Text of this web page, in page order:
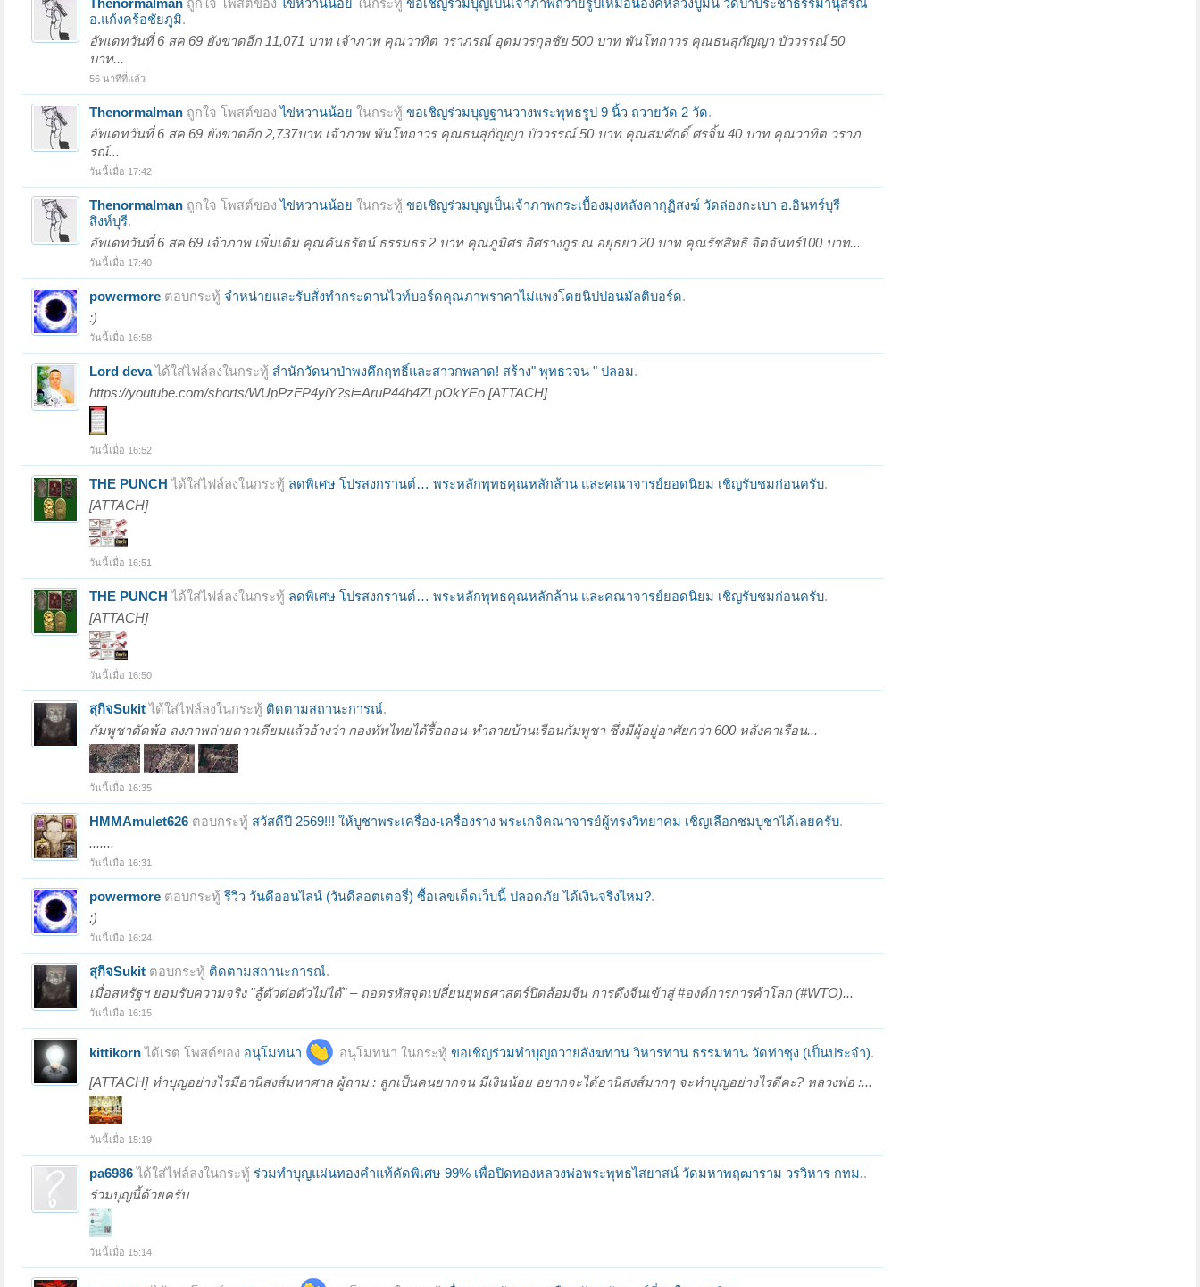
Thenormalman ถูกใจ โพสต์ของไข่หวานน้อย ในกระทู้ ขอเชิญร่วมบุญเป็นเจ้าภาพถวายรูปเหมือนองค์หลวงปู่มั่น วัดป่าประชาธรรมานุสรณ์
อ.แก้งคร้อชัยภูมิ.
อัพเดทวันที่ 6 สค 69 ยังขาดอีก 11,071 บาท เจ้าภาพ คุณวาทิต วราภรณ์ อุดมวรกุลชัย 500 บาท พันโทถาวร คุณธนสุกัญญา บัววรรณ์ 50
บาท...
56 นาทีที่แล้ว
Thenormalman ถูกใจ โพสต์ของไข่หวานน้อย ในกระทู้ ขอเชิญร่วมบุญฐานวางพระพุทธรูป 9 นิ้ว ถวายวัด 2 วัด.
อัพเดทวันที่ 6 สค 69 ยังขาดอีก 2,737บาท เจ้าภาพ พันโทถาวร คุณธนสุกัญญา บัววรรณ์ 50 บาท คุณสมศักดิ์ ศรจิ้น 40 บาท คุณวาทิต วราภ
รณ์...
วันนี้เมื่อ 17:42
Thenormalman ถูกใจ โพสต์ของไข่หวานน้อย ในกระทู้ ขอเชิญร่วมบุญเป็นเจ้าภาพกระเบื้องมุงหลังคากุฏิสงฆ์ วัดล่องกะเบา อ.อินทร์บุรี
สิงห์บุรี.
อัพเดทวันที่ 6 สค 69 เจ้าภาพ เพิ่มเติม คุณคันธรัตน์ ธรรมธร 2 บาท คุณภูมิศร อิศรางกูร ณ อยุธยา 20 บาท คุณรัชสิทธิ จิตจันทร์100 บาท...
วันนี้เมื่อ 17:40
powermore ตอบกระทู้ จำหน่ายและรับสั่งทำกระดานไวท์บอร์ดคุณภาพราคาไม่แพงโดยนิปปอนมัลติบอร์ด.
:)
วันนี้เมื่อ 16:58
Lord devaได้ใส่ไฟล์ลงในกระทู้ สำนักวัดนาป่าพงคึกฤทธิ์และสาวกพลาด! สร้าง" พุทธวจน " ปลอม.
https://youtube.com/shorts/WUpPzFP4yiY?si=AruP44h4ZLpOkYEo [ATTACH]
วันนี้เมื่อ 16:52
THE PUNCH ได้ใส่ไฟล์ลงในกระทู้ ลดพิเศษ โปรสงกรานต์… พระหลักพุทธคุณหลักล้าน และคณาจารย์ยอดนิยม เชิญรับชมก่อนครับ.
[ATTACH]
วันนี้เมื่อ 16:51
THE PUNCH ได้ใส่ไฟล์ลงในกระทู้ ลดพิเศษ โปรสงกรานต์… พระหลักพุทธคุณหลักล้าน และคณาจารย์ยอดนิยม เชิญรับชมก่อนครับ.
[ATTACH]
วันนี้เมื่อ 16:50
สุกิจSukitได้ใส่ไฟล์ลงในกระทู้ ติดตามสถานะการณ์.
กัมพูชาตัดพ้อ ลงภาพถ่ายดาวเดียมแล้วอ้างว่า กองทัพไทยได้รื้อถอน-ทำลายบ้านเรือนกัมพูชา ซึ่งมีผู้อยู่อาศัยกว่า 600 หลังคาเรือน...
วันนี้เมื่อ 16:35
HMMAmulet626 ตอบกระทู้ สวัสดีปี 2569!!! ให้บูชาพระเครื่อง-เครื่องราง พระเกจิคณาจารย์ผู้ทรงวิทยาคม เชิญเลือกชมบูชาได้เลยครับ.
.......
วันนี้เมื่อ 16:31
powermore ตอบกระทู้ รีวิว วันดีออนไลน์ (วันดีลอตเตอรี่) ซื้อเลขเด็ดเว็บนี้ ปลอดภัย ได้เงินจริงไหม?.
:)
วันนี้เมื่อ 16:24
สุกิจSukit ตอบกระทู้ ติดตามสถานะการณ์.
เมื่อสหรัฐฯ ยอมรับความจริง "สู้ตัวต่อตัวไม่ได้" – ถอดรหัสจุดเปลี่ยนยุทธศาสตร์ปิดล้อมจีน การดึงจีนเข้าสู่ #องค์การการค้าโลก (#WTO)...
วันนี้เมื่อ 16:15
kittikornได้เรต โพสต์ของ อนุโมทนา อนุโมทนา ในกระทู้ ขอเชิญร่วมทำบุญถวายสังฆทาน วิหารทาน ธรรมทาน วัดท่าซุง (เป็นประจำ).
[ATTACH] ทำบุญอย่างไรมีอานิสงส์มหาศาล ผู้ถาม : ลูกเป็นคนยากจน มีเงินน้อย อยากจะได้อานิสงส์มากๆ จะทำบุญอย่างไรดีคะ? หลวงพ่อ :...
วันนี้เมื่อ 15:19
pa6986ได้ใส่ไฟล์ลงในกระทู้ ร่วมทําบุญแผ่นทองคำแท้คัดพิเศษ 99% เพื่อปิดทองหลวงพ่อพระพุทธไสยาสน์ วัดมหาพฤฒาราม วรวิหาร กทม..
ร่วมบุญนี้ด้วยครับ
วันนี้เมื่อ 15:14